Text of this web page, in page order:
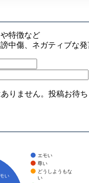
特徴など
中傷、ネガティブな
りません。投稿お待ち
エモい
尊い
どうしようもな
い
い